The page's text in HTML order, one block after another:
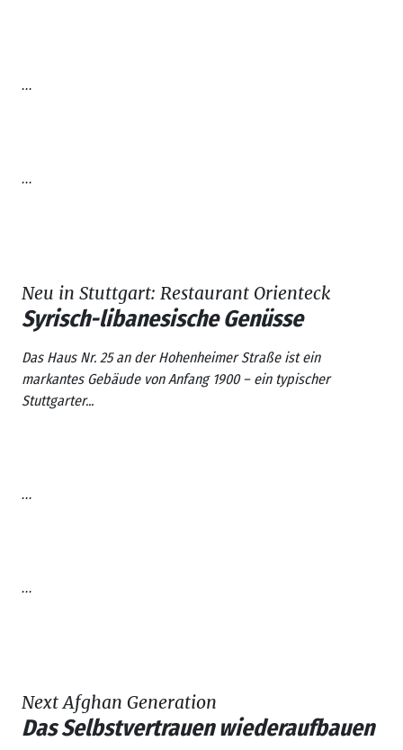
...
...
Neu in Stuttgart: Restaurant Orienteck
Syrisch-libanesische Genüsse
Das Haus Nr. 25 an der Hohenheimer Straße ist ein
markantes Gebäude von Anfang 1900 – ein typischer
Stuttgarter...
...
...
Next Afghan Generation
Das Selbstvertrauen wiederaufbauen